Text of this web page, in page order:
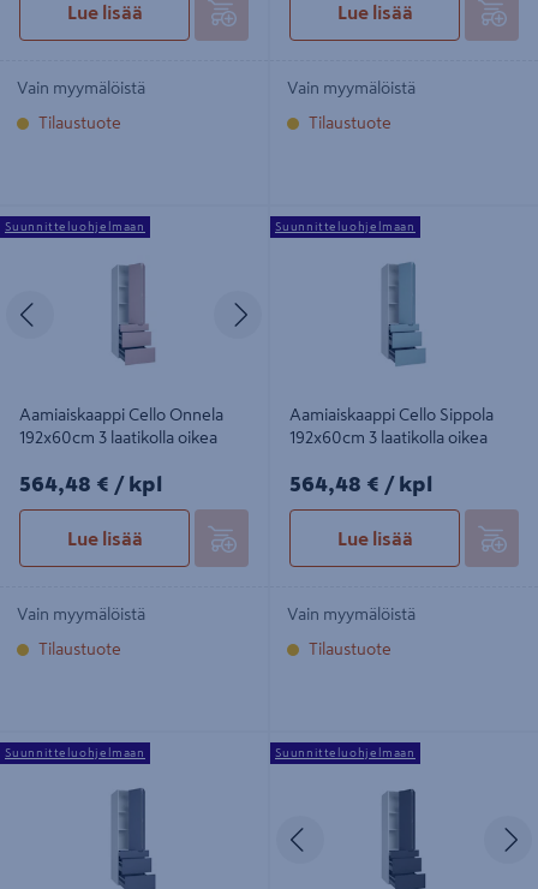
Lue lisää
Vain myymälöistä
Tilaustuote
Lue lisää
Vain myymälöistä
Tilaustuote
Aamiaiskaappi Cello Onnela
192x60cm 3 laatikolla oikea
Edellinen
Aamiaiskaappi Cello Onnela
192x60cm 3 laatikolla oikea
564,48€/kpl
564,48 € / kpl
Lue lisää
Suunnitteluohjelmaan
Vain myymälöistä
Tilaustuote
Aamiaiskaappi Cello Sippola
192x60cm 3 laatikolla oikea
Aamiaiskaappi Cello Sippola
192x60cm 3 laatikolla oikea
564,48€/kpl
564,48 € / kpl
Lue lisää
Suunnitteluohjelmaan
Vain myymälöistä
Tilaustuote
Aamiaiskaappi Cello Tammela
192x60cm 3 laatikolla oikea
Suunnitteluohjelmaan
Aamiaiskaappi Cello Luolaja
192x60cm 3 laatikolla oikea
Edellinen
Suunnitteluohjelmaan